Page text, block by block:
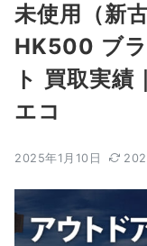
未使用（新
HK500 ブ
ト 買取実績
エコ
2025年1月10日